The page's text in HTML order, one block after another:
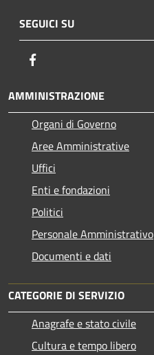
SEGUICI SU
AMMINISTRAZIONE
Organi di Governo
Aree Amministrative
Uffici
Enti e fondazioni
Politici
Personale Amministrativo
Documenti e dati
CATEGORIE DI SERVIZIO
Anagrafe e stato civile
Cultura e tempo libero